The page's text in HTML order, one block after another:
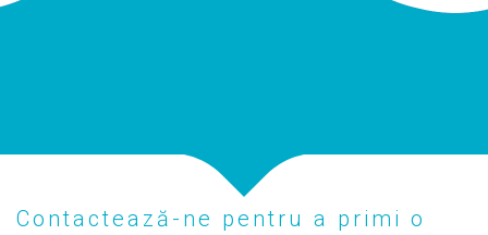
Contactează-ne pentru a primi o